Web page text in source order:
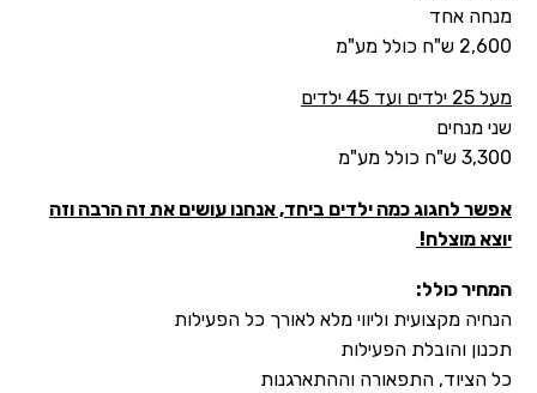
מנחה אחד
2,600 ש"ח כולל מע"מ
מעל 25 ילדים ועד 45 ילדים
שני מנחים
3,300 ש"ח כולל מע"מ
אפשר לחגוג כמה ילדים ביחד, אנחנו עושים את זה הרבה וזה
יוצא מוצלח!
המחיר כולל:
הנחיה מקצועית וליווי מלא לאורך כל הפעילות
תכנון והובלת הפעילות
כל הציוד, התפאורה וההתארגנות